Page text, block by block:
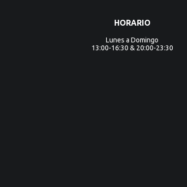
HORARIO
Lunes a Domingo
13:00-16:30 & 20:00-23:30